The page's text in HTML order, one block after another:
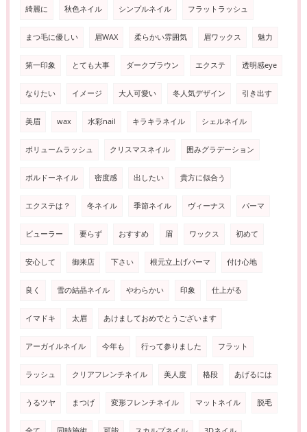
綺麗に 秋色ネイル シンプルネイル フラットラッシュ
まつ毛に優しい 眉WAX 柔らかい雰囲気 眉ワックス 魅力
第一印象 とても大事 ダークブラウン エクステ 透明感eye
なりたい イメージ 大人可愛い 冬人気デザイン 引き出す
美眉 wax 水彩nail キラキラネイル シェルネイル
ボリュームラッシュ クリスマスネイル 囲みグラデーション
ボルドーネイル 密度感 出したい 貴方に似合う
エクステは？ 冬ネイル 季節ネイル ヴィーナス パーマ
ビューラー 要らず おすすめ 眉 ワックス 初めて
安心して 御来店 下さい 根元立上げパーマ 付け心地
良く 雪の結晶ネイル やわらかい 印象 仕上がる
イマドキ 太眉 あけましておめでとうございます
アーガイルネイル 今年も 行って参りました フラット
ラッシュ クリアフレンチネイル 美人度 格段 あげるには
うるツヤ まつげ 変形フレンチネイル マットネイル 脱毛